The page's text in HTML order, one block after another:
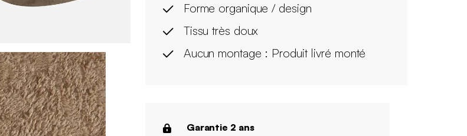
Forme organique / design
Tissu très doux
Aucun montage : Produit livré monté
Garantie 2 ans